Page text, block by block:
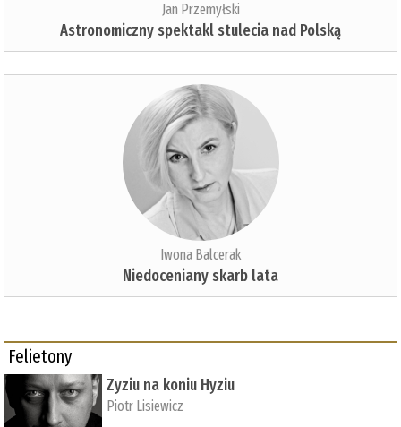
Jan Przemyłski
Astronomiczny spektakl stulecia nad Polską
Iwona Balcerak
Niedoceniany skarb lata
Felietony
Zyziu na koniu Hyziu
Piotr Lisiewicz